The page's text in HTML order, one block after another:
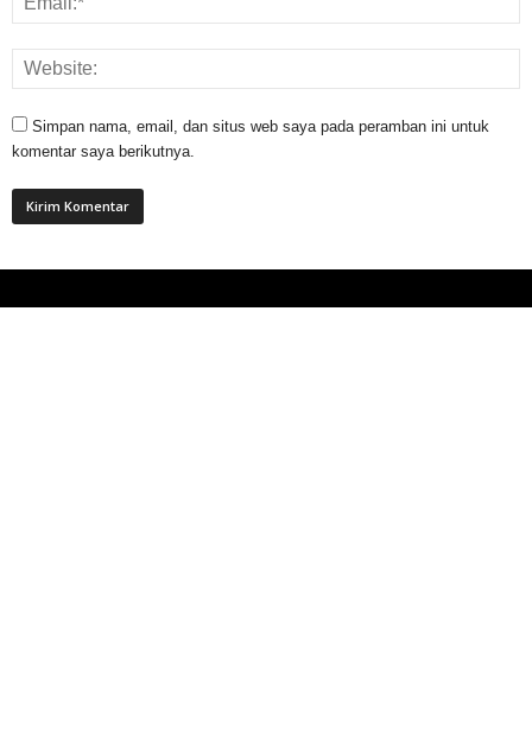
Simpan nama, email, dan situs web saya pada peramban ini untuk
komentar saya berikutnya.